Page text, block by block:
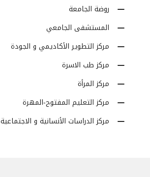
روضة الجامعة
المستشفى الجامعي
مركز التطوير الأكاديمي و الجودة
مركز طب الاسرة
مركز المرأة
مركز التعليم المفتوح-المهرة
مركز الدراسات الأنسانية و الاجتماعية